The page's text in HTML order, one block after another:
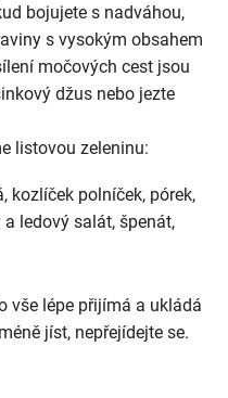
bojujete s nadváhou,
s vysokým obsahem
močových cest jsou
džus nebo jezte
listovou zeleninu:
kozlíček polníček, pórek,
ledový salát, špenát,
vše lépe přijímá a ukládá
jíst, nepřejídejte se.